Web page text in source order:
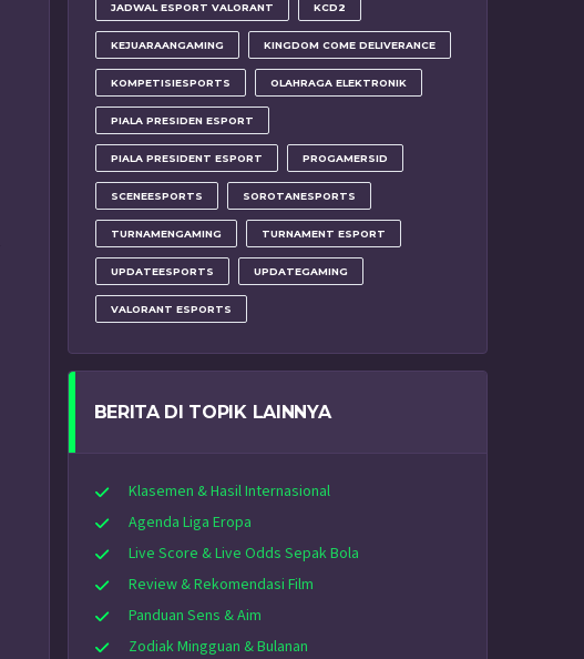
JADWAL ESPORT VALORANT KCD2
KEJUARAANGAMING KINGDOM COME DELIVERANCE
KOMPETISIESPORTS OLAHRAGA ELEKTRONIK
PIALA PRESIDEN ESPORT
PIALA PRESIDENT ESPORT PROGAMERSID
SCENEESPORTS SOROTANESPORTS
TURNAMENGAMING TURNAMENT ESPORT
UPDATEESPORTS UPDATEGAMING
VALORANT ESPORTS
BERITA DI TOPIK LAINNYA
Klasemen & Hasil Internasional
Agenda Liga Eropa
Live Score & Live Odds Sepak Bola
Review & Rekomendasi Film
Panduan Sens & Aim
Zodiak Mingguan & Bulanan